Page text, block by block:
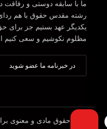
ما با سابقه دوستی و رفاقت
رشته مقدس حقوق با هم ردای
یکدیگر عهد بستیم جز برای
مظلوم نکوشیم و سعی کنیم
تمامی حقوق مادی و معنوی